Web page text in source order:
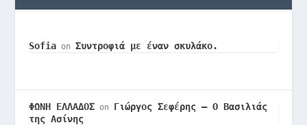
Sofia onΣυντροφιά με έναν σκυλάκο.
ΦΩΝΗ ΕΛΛΑΔΟΣ on Γιώργος Σεφέρης – Ο Βασιλιάς
της Ασίνης